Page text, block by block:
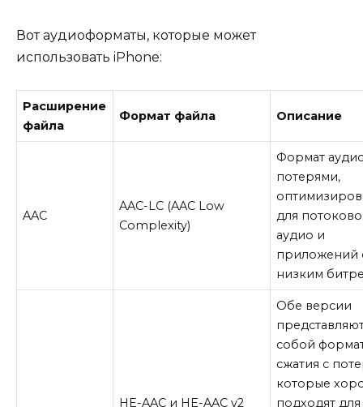
Вот аудиоформаты, которые может
использовать iPhone:
Расширение
файла
Формат файла Описание
AAC
AAC-LC (AAC Low
Complexity)
Формат
потерями,
для
аудио и
приложений
низким
HE-AAC и HE-AAC v2
Обе версии
собой
сжатия с
которые
подходят для